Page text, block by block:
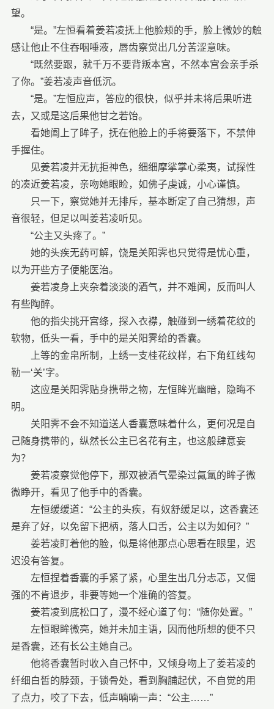
望。
“是。”左恒看着姜若凌抚上他脸颊的手，脸上微妙的触
感让他止不住吞咽唾液，唇齿察觉出几分苦涩意味。
“既然要跟，就千万不要背叛本宫，不然本宫会亲手杀
了你。”姜若凌声音低沉。
“是。”左恒应声，答应的很快，似乎并未将后果听进
去，又或是这后果他甘之若饴。
看她阖上了眸子，抚在他脸上的手将要落下，不禁伸
手握住。
见姜若凌并无抗拒神色，细细摩挲掌心柔夷，试探性
的凑近姜若凌，亲吻她眼睑，如佛子虔诚，小心谨慎。
只一下，察觉她并无排斥，基本断定了自己猜想，声
音很轻，但足以叫姜若凌听见。
“公主又头疼了。”
她的头疾无药可解，饶是关阳霁也只觉得是忧心重，
以为开些方子便能医治。
姜若凌身上夹杂着淡淡的酒气，并不难闻，反而叫人
有些陶醉。
他的指尖挑开宫绦，探入衣襟，触碰到一绣着花纹的
软物，低头一看，手中的是关阳霁给的香囊。
上等的金帛所制，上绣一支桂花纹样，右下角红线勾
勒一‘关’字。
这应是关阳霁贴身携带之物，左恒眸光幽暗，隐晦不
明。
关阳霁不会不知道送人香囊意味着什么，更何况是自
己随身携带的，纵然长公主已名花有主，也这般肆意妄
为？
姜若凌察觉他停下，那双被酒气晕染过氤氲的眸子微
微睁开，看见了他手中的香囊。
左恒缓缓道：“公主的头疾，有奴舒缓足以，这香囊还
是弃了好，以免留下把柄，落人口舌，公主以为如何？”
姜若凌盯着他的脸，似是将他那点心思看在眼里，迟
迟没有答复。
左恒捏着香囊的手紧了紧，心里生出几分忐忑，又倔
强的不肯退步，非要等她一个准确的答复。
姜若凌到底松口了，漫不经心道了句：“随你处置。”
左恒眼眸微亮，她并未加主语，因而他所想的便不只
是香囊，还有长公主她自己。
他将香囊暂时收入自己怀中，又倾身吻上了姜若凌的
纤细白皙的脖颈，于锁骨处，看到胸脯起伏，不自觉的用
了点力，咬了下去，低声喃喃一声：“公主……”